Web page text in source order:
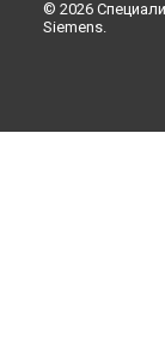
© 2026
Siemens.